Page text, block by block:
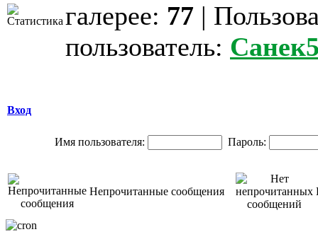
галерее: 77 |
пользователь:
Вход
Имя пользователя: Пароль:
Непрочитанные сообщения